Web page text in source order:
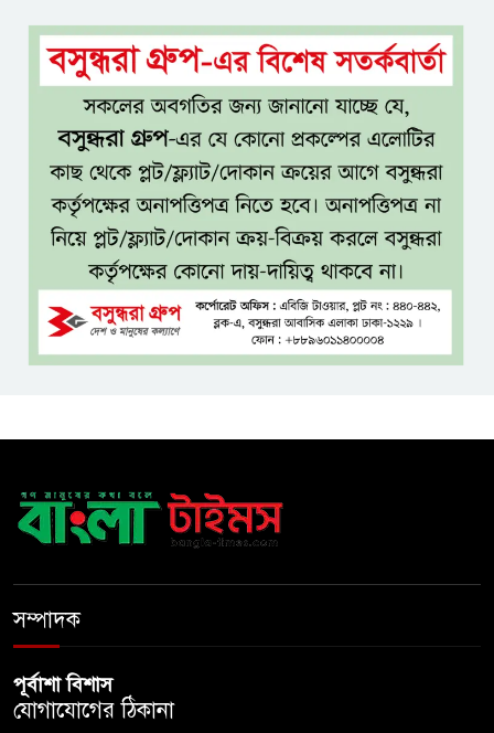
ইলিয়াস আলী গুমের ঘটনা পৃথক
মামলা হিসেবে তদন্তের সিদ্ধান্ত
ট্রাইব্যুনালের
প্রথম শ্রেণিতে ভর্তি হবে লটারিতে,
দ্বিতীয় থেকে নবম শ্রেণিতে থাকছে
ভর্তি পরীক্ষা
৫ শতাংশ মজুরি বৃদ্ধি প্রত্যাখ্যান,
নতুন মজুরি বোর্ড গঠনের দাবি চা
চেক বিতরণ
সম্পাদক
পূর্বাশা বিশাস
যোগাযোগের ঠিকানা